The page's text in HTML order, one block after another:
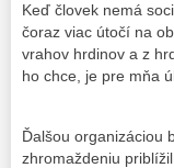
Keď človek nemá
čoraz viac útočí na
vrahov hrdinov a z
ho chce, je pre mňa
Ďalšou organizáciou
zhromaždeniu